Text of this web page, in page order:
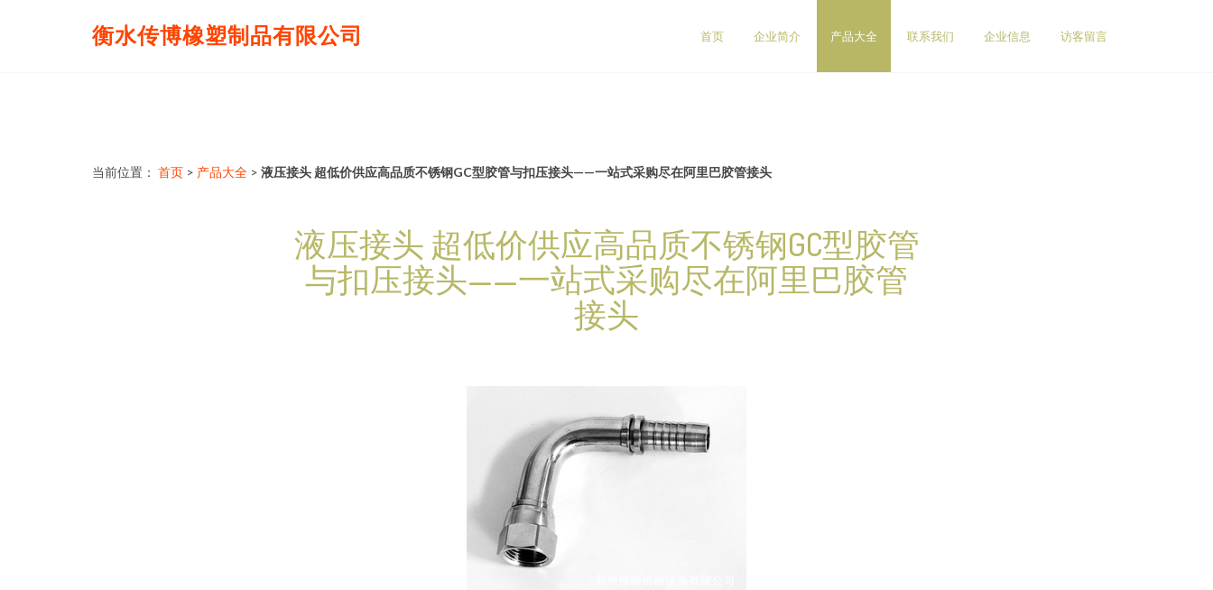
衡水传博橡塑制品有限公司 首页 企业简介 产品大全 联系我们 企业信息 访客留言
当前位置： 首页 > 产品大全 > 液压接头 超低价供应高品质不锈钢GC型胶管与扣压接头——一站式采购尽在阿里巴胶管接头
液压接头 超低价供应高品质不锈钢GC型胶管
与扣压接头——一站式采购尽在阿里巴胶管
接头